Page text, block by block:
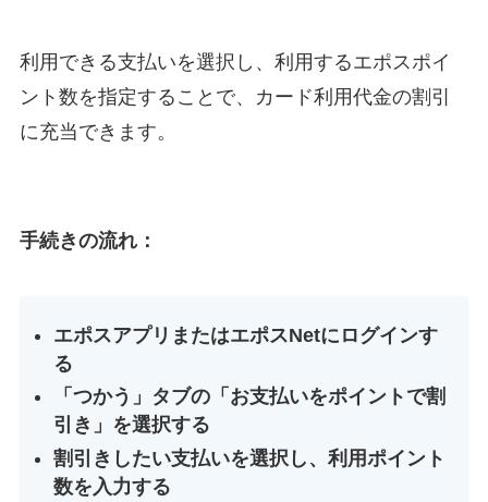
利用できる支払いを選択し、利用するエポスポイ
ント数を指定することで、カード利用代金の割引
に充当できます。
手続きの流れ：
エポスアプリまたはエポスNetにログインす
る
「つかう」タブの「お支払いをポイントで割
引き」を選択する
割引きしたい支払いを選択し、利用ポイント
数を入力する